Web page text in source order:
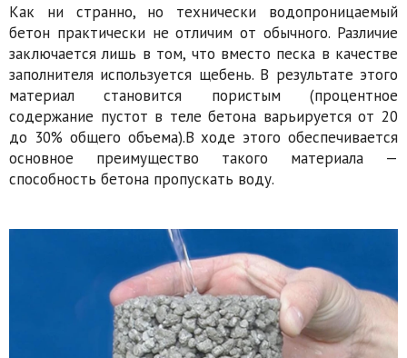
Как ни странно, но технически водопроницаемый
бетон практически не отличим от обычного. Различие
заключается лишь в том, что вместо песка в качестве
заполнителя используется щебень. В результате этого
материал становится пористым (процентное
содержание пустот в теле бетона варьируется от 20
до 30% общего объема).В ходе этого обеспечивается
основное преимущество такого материала —
способность бетона пропускать воду.